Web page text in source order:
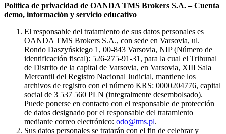
Política de privacidad de OANDA TMS Brokers S.A. – Cuenta
demo, información y servicio educativo
El responsable del tratamiento de sus datos personales es
OANDA TMS Brokers S.A., con sede en Varsovia, ul.
Rondo Daszyńskiego 1, 00-843 Varsovia, NIP (Número de
identificación fiscal): 526-275-91-31, para la cual el Tribunal
de Distrito de la capital de Varsovia, en Varsovia, XIII Sala
Mercantil del Registro Nacional Judicial, mantiene los
archivos de registro con el número KRS: 0000204776, capital
social de 3 537 560 PLN (integralmente desembolsado).
Puede ponerse en contacto con el responsable de protección
de datos designado por el responsable del tratamiento
mediante correo electrónico: odo@tms.pl.
Sus datos personales se tratarán con el fin de celebrar y